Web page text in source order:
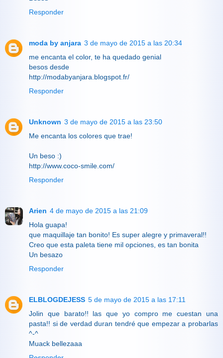
Responder
moda by anjara 3 de mayo de 2015 a las 20:34
me encanta el color, te ha quedado genial
besos desde
http://modabyanjara.blogspot.fr/
Responder
Unknown 3 de mayo de 2015 a las 23:50
Me encanta los colores que trae!
Un beso :)
http://www.coco-smile.com/
Responder
Arien 4 de mayo de 2015 a las 21:09
Hola guapa!
que maquillaje tan bonito! Es super alegre y primaveral!!
Creo que esta paleta tiene mil opciones, es tan bonita
Un besazo
Responder
ELBLOGDEJESS 5 de mayo de 2015 a las 17:11
Jolin que barato!! las que yo compro me cuestan una
pasta!! si de verdad duran tendré que empezar a probarlas
^-^
Muack bellezaaa